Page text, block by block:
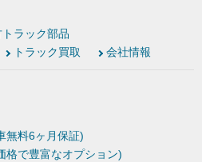
ラック部品
トラック買取 会社情報
無料6ヶ月保証)
格で豊富なオプション)